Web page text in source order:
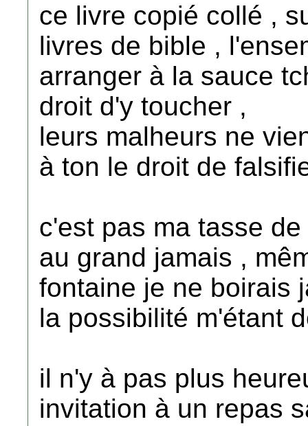
ce livre copié collé ,
livres de bible ,
arranger à la sauce
droit d'y toucher ,
leurs malheurs ne
à ton le droit de
c'est pas ma tasse
au grand jamais ,
fontaine je ne boirais
la possibilité m'étant
il n'y à pas plus
invitation à un repas